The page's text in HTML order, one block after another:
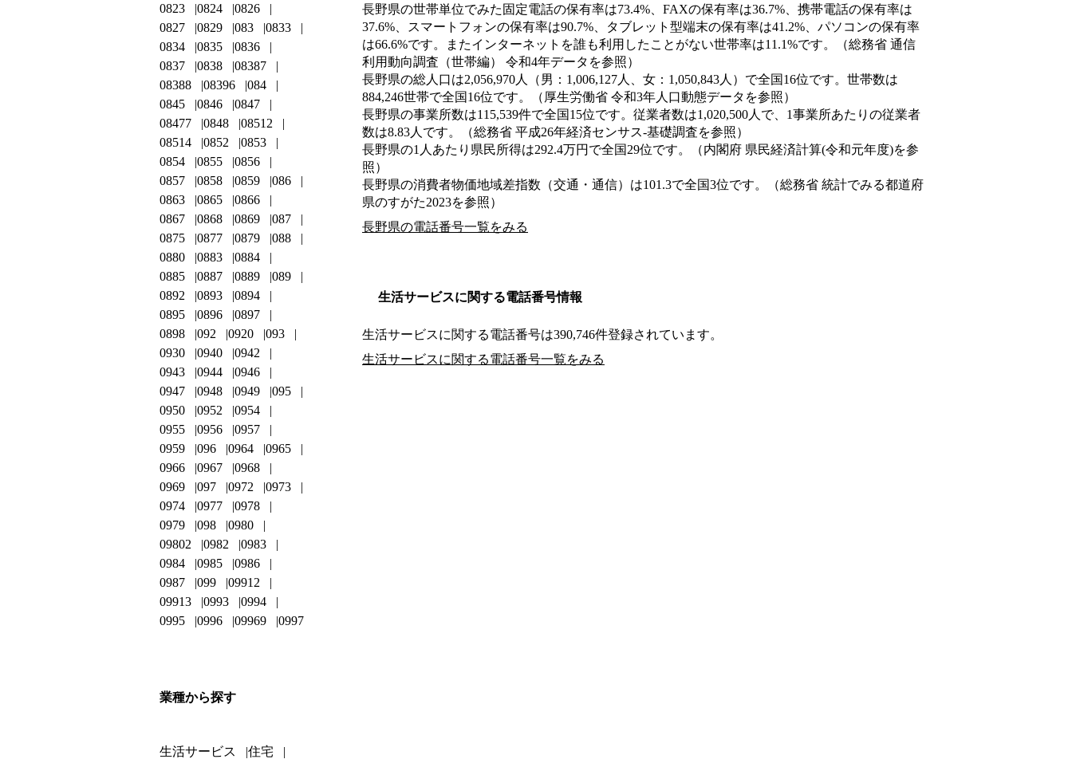
長野県の世帯単位でみた固定電話の保有率は73.4%、FAXの保有率は36.7%、携帯電話の保有率は
37.6%、スマートフォンの保有率は90.7%、タブレット型端末の保有率は41.2%、パソコンの保有率
は66.6%です。またインターネットを誰も利用したことがない世帯率は11.1%です。（総務省 通信
利用動向調査（世帯編） 令和4年データを参照）
長野県の総人口は2,056,970人（男：1,006,127人、女：1,050,843人）で全国16位です。世帯数は
884,246世帯で全国16位です。（厚生労働省 令和3年人口動態データを参照）
長野県の事業所数は115,539件で全国15位です。従業者数は1,020,500人で、1事業所あたりの従業者
数は8.83人です。（総務省 平成26年経済センサス‐基礎調査を参照）
長野県の1人あたり県民所得は292.4万円で全国29位です。（内閣府 県民経済計算(令和元年度)を参
照）
長野県の消費者物価地域差指数（交通・通信）は101.3で全国3位です。（総務省 統計でみる都道府
県のすがた2023を参照）
長野県の電話番号一覧をみる
生活サービスに関する電話番号情報
生活サービスに関する電話番号は390,746件登録されています。
生活サービスに関する電話番号一覧をみる
0823
0824
0826
0827
0829 083
0833
0834
0835
0836
0837
0838
08387
08388
08396
084
0845
0846
0847
08477
0848
08512
08514
0852
0853
0854
0855
0856
0857
0858 0859
086
0863
0865
0866
0867
0868 0869
087
0875
0877 0879
088
0880
0883
0884
0885
0887 0889
089
0892
0893
0894
0895
0896
0897
0898
092 0920
093
0930
0940
0942
0943
0944
0946
0947
0948 0949
095
0950
0952
0954
0955
0956
0957
0959
096 0964
0965
0966
0967
0968
0969
097 0972
0973
0974
0977
0978
0979
098
0980
09802
0982
0983
0984
0985
0986
0987
099
09912
09913
0993
0994
0995
0996 09969 0997
業種から探す
生活サービス 住宅